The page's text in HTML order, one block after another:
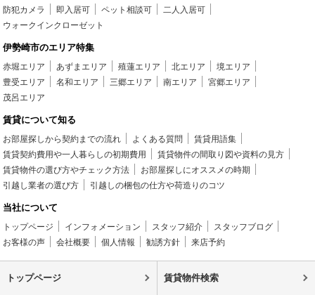
防犯カメラ
即入居可 ペット相談可
二人入居可
ウォークインクローゼット
伊勢崎市のエリア特集
赤堀エリア あずまエリア 殖蓮エリア 北エリア
境エリア
豊受エリア
名和エリア 三郷エリア 南エリア
宮郷エリア
茂呂エリア
賃貸について知る
お部屋探しから契約までの流れ よくある質問
賃貸用語集
賃貸契約費用や一人暮らしの初期費用
賃貸物件の間取り図や資料の見方
賃貸物件の選び方やチェック方法
お部屋探しにオススメの時期
引越し業者の選び方
引越しの梱包の仕方や荷造りのコツ
当社について
トップページ インフォメーション スタッフ紹介
スタッフブログ
お客様の声
会社概要 個人情報 勧誘方針 来店予約
トップページ 賃貸物件検索